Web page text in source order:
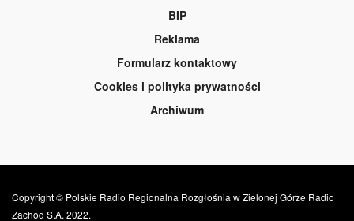
BIP
Reklama
Formularz kontaktowy
Cookies i polityka prywatności
Archiwum
Copyright © Polskie Radio Regionalna Rozgłośnia w Zielonej Górze Radio
Zachód S.A. 2022.